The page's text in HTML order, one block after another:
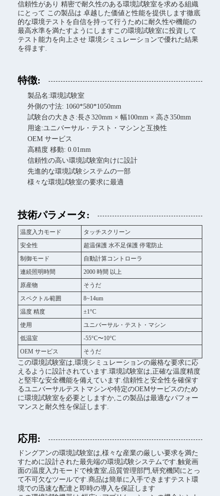
信頼性があり 精密で耐久性のある環境試験室を求める組織
にとって この製品は 卓越した価値と性能を提供します徹底
的な環境テストを自信を持って行うために耐久性や機能の
最高水準を満たすようにしますこの環境試験室に投資して
テスト能力を向上させ 環境シミュレーションで優れた結果
を得ます.
特徴:
製品名:環境試験室
外側の寸法: 1060*580*1050mm
試験台の大きさ:長さ320mm × 幅100mm × 高さ350mm
用途:ユニバーサル・テスト・マシンと互換性
OEM サービス
高精度 移動: 0.01mm
信頼性の高い環境試験室向けに設計
先進的な環境試験システムの一部
様々な環境試験室の要求に最適
技術パラメータ:
温度入力モード
タッチスクリーン
安全性
超温保護 水不足保護 停電防止
制御モード
自動計算コントローラ
連続照明時間
2000 時間 以上
原産物
そうだ
スペクトル範囲
8~14um
温度 精度
±1°C
使用
ユニバーサル・テスト・マシン
低温室
-55°C〜10°C
OEM サービス
そうだ
この環境試験室は,環境シミュレーションの厳格な要求に応
えるように設計されています.環境試験室は,正確な温度精度
と堅牢な安全機能を備えています.信頼性と安全性を確保す
るユニバーサルテストマシンや特定のOEMサービスのため
に環境試験室を必要としますか,この製品は最適なパフォー
マンスと耐久性を保証します.
応用:
ドングアンの環境試験室は,様々な産業の厳しい要求を満た
すために設計された最先端の環境試験システムです.触覚画
面の温度入力モードで検査室,品質管理部門,研究機関にとっ
て不可欠なツールです.商品は簡単に入手できますテスト環
境での迅速な配達と即時の導入を保証します